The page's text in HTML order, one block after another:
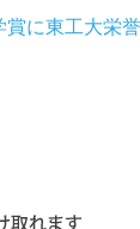
賞に東工大栄